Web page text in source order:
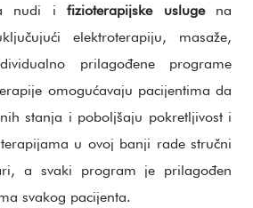
nudi i fizioterapijske uslugena
elektroterapiju, masaže,
prilagođene programe
omogućavaju pacijentima da
stanja i poboljšaju pokretljivost i
u ovoj banji rade stručni
a svaki program je prilagođen
svakog pacijenta.